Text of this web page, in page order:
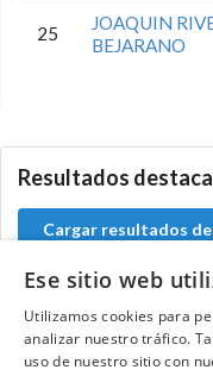
25
JOAQUIN
BEJARANO
Resultados
Cargar resultados
Contacta
Ese sitio web
Utilizamos cookies para
analizar nuestro tráfico.
uso de nuestro sitio con